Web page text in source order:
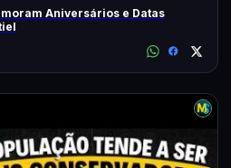
Aniversários e Datas